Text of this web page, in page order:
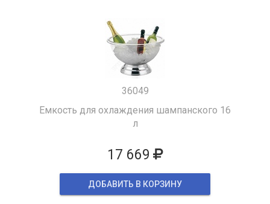
36049
Емкость для охлаждения шампанского 16
л
17 669
ДОБАВИТЬ В КОРЗИНУ